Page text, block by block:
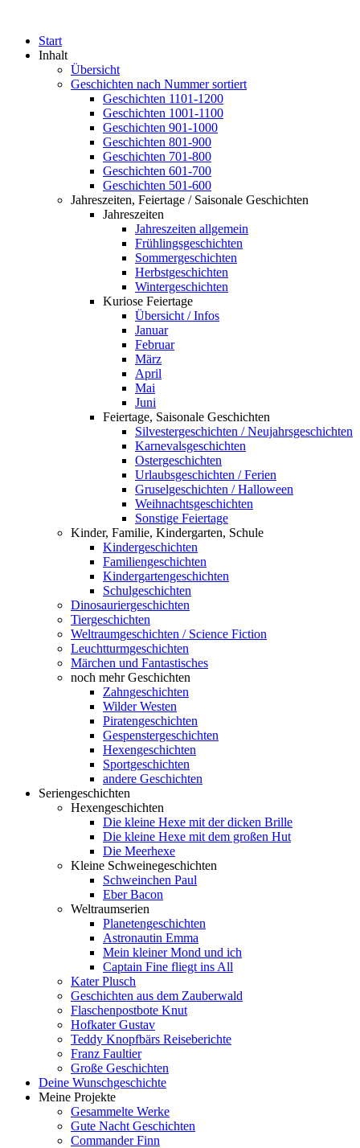
Start
Inhalt
Übersicht
Geschichten nach Nummer sortiert
Geschichten 1101-1200
Geschichten 1001-1100
Geschichten 901-1000
Geschichten 801-900
Geschichten 701-800
Geschichten 601-700
Geschichten 501-600
Jahreszeiten, Feiertage / Saisonale Geschichten
Jahreszeiten
Jahreszeiten allgemein
Frühlingsgeschichten
Sommergeschichten
Herbstgeschichten
Wintergeschichten
Kuriose Feiertage
Übersicht / Infos
Januar
Februar
März
April
Mai
Juni
Feiertage, Saisonale Geschichten
Silvestergeschichten / Neujahrsgeschichten
Karnevalsgeschichten
Ostergeschichten
Urlaubsgeschichten / Ferien
Gruselgeschichten / Halloween
Weihnachtsgeschichten
Sonstige Feiertage
Kinder, Familie, Kindergarten, Schule
Kindergeschichten
Familiengeschichten
Kindergartengeschichten
Schulgeschichten
Dinosauriergeschichten
Tiergeschichten
Weltraumgeschichten / Science Fiction
Leuchtturmgeschichten
Märchen und Fantastisches
noch mehr Geschichten
Zahngeschichten
Wilder Westen
Piratengeschichten
Gespenstergeschichten
Hexengeschichten
Sportgeschichten
andere Geschichten
Seriengeschichten
Hexengeschichten
Die kleine Hexe mit der dicken Brille
Die kleine Hexe mit dem großen Hut
Die Meerhexe
Kleine Schweinegeschichten
Schweinchen Paul
Eber Bacon
Weltraumserien
Planetengeschichten
Astronautin Emma
Mein kleiner Mond und ich
Captain Fine fliegt ins All
Kater Plusch
Geschichten aus dem Zauberwald
Flaschenpostbote Knut
Hofkater Gustav
Teddy Knopfbärs Reiseberichte
Franz Faultier
Große Geschichten
Deine Wunschgeschichte
Meine Projekte
Gesammelte Werke
Gute Nacht Geschichten
Commander Finn